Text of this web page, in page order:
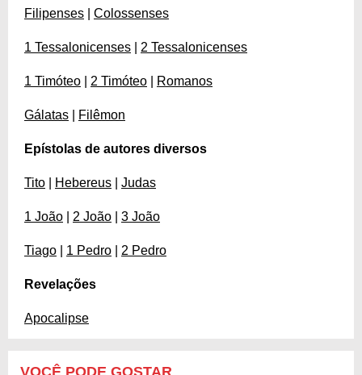
Filipenses Colossenses
1 Tessalonicenses 2 Tessalonicenses
1 Timóteo 2 Timóteo Romanos
Gálatas Filêmon
Epístolas de autores diversos
Tito Hebereus Judas
1 João 2 João 3 João
Tiago 1 Pedro 2 Pedro
Revelações
Apocalipse